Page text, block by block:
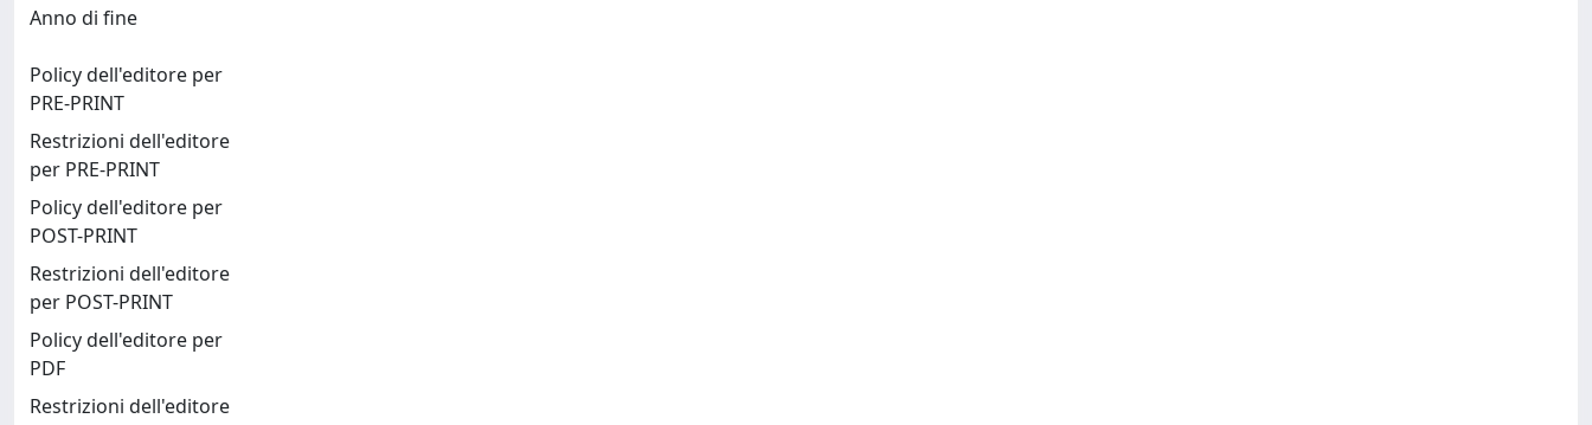
Anno di fine
Policy dell'editore per
PRE-PRINT
Restrizioni dell'editore
per PRE-PRINT
Policy dell'editore per
POST-PRINT
Restrizioni dell'editore
per POST-PRINT
Policy dell'editore per
PDF
Restrizioni dell'editore